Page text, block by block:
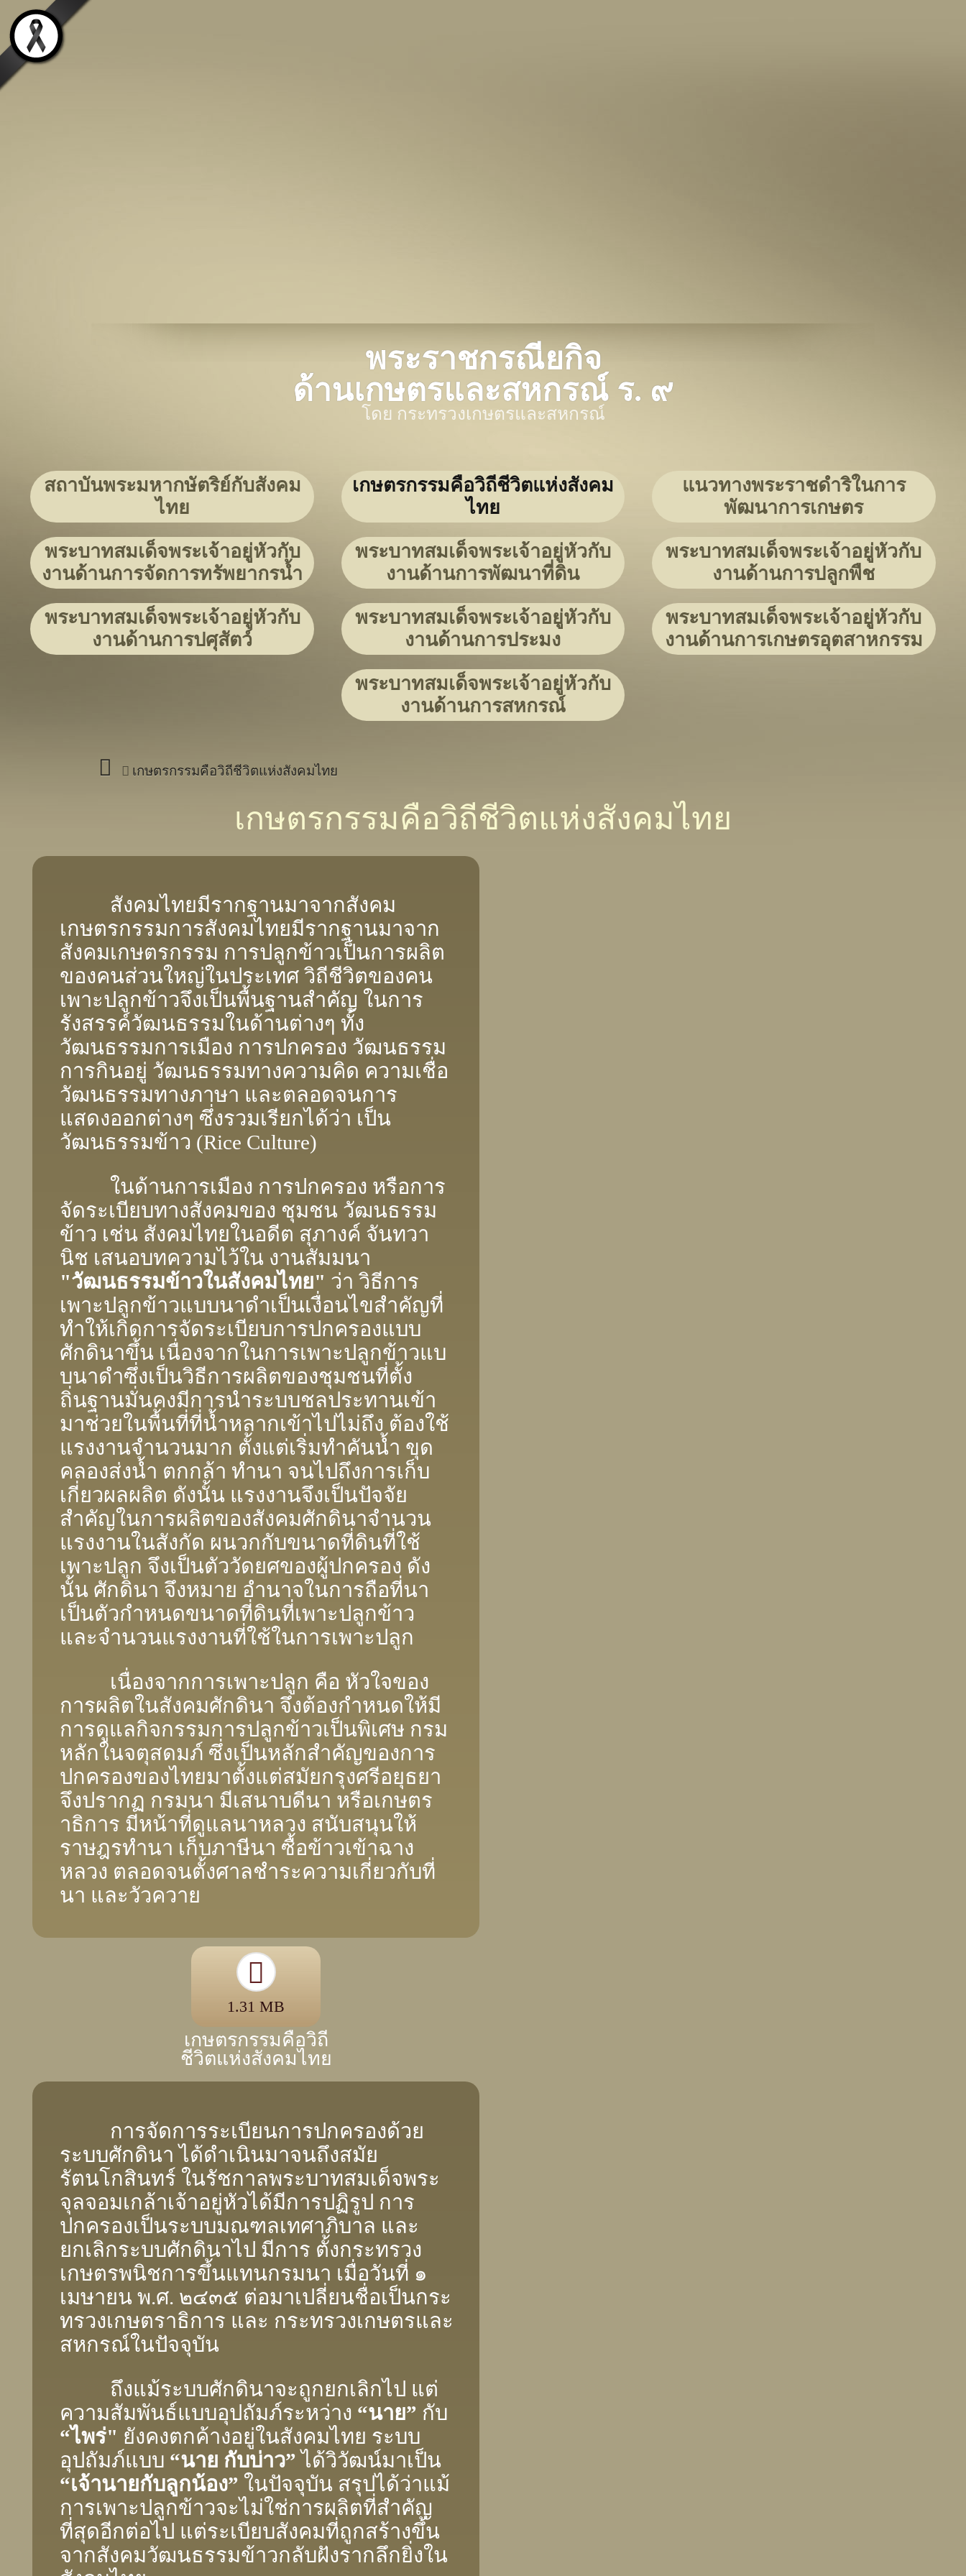
พระราชกรณียกิจ
ด้านเกษตรและสหกรณ์ ร. ๙
โดย กระทรวงเกษตรและสหกรณ์
สถาบันพระมหากษัตริย์กับสังคม
ไทย
เกษตรกรรมคือวิถีชีวิตแห่งสังคม
ไทย
แนวทางพระราชดำริในการ
พัฒนาการเกษตร
พระบาทสมเด็จพระเจ้าอยู่หัวกับ
งานด้านการจัดการทรัพยากรน้ำ
พระบาทสมเด็จพระเจ้าอยู่หัวกับ
งานด้านการพัฒนาที่ดิน
พระบาทสมเด็จพระเจ้าอยู่หัวกับ
งานด้านการปลูกพืช
พระบาทสมเด็จพระเจ้าอยู่หัวกับ
งานด้านการปศุสัตว์
พระบาทสมเด็จพระเจ้าอยู่หัวกับ
งานด้านการประมง
พระบาทสมเด็จพระเจ้าอยู่หัวกับ
งานด้านการเกษตรอุตสาหกรรม
พระบาทสมเด็จพระเจ้าอยู่หัวกับ
งานด้านการสหกรณ์
เกษตรกรรมคือวิถีชีวิตแห่งสังคมไทย
เกษตรกรรมคือวิถีชีวิตแห่งสังคมไทย
สังคมไทยมีรากฐานมาจากสังคม
เกษตรกรรมการสังคมไทยมีรากฐานมาจาก
สังคมเกษตรกรรม การปลูกข้าวเป็นการผลิต
ของคนส่วนใหญ่ในประเทศ วิถีชีวิตของคน
เพาะปลูกข้าวจึงเป็นพื้นฐานสําคัญ ในการ
รังสรรค์วัฒนธรรมในด้านต่างๆ ทั้ง
วัฒนธรรมการเมือง การปกครอง วัฒนธรรม
การกินอยู่ วัฒนธรรมทางความคิด ความเชื่อ
วัฒนธรรมทางภาษา และตลอดจนการ
แสดงออกต่างๆ ซึ่งรวมเรียกได้ว่า เป็น
วัฒนธรรมข้าว (Rice Culture)
ในด้านการเมือง การปกครอง หรือการ
จัดระเบียบทางสังคมของ ชุมชน วัฒนธรรม
ข้าว เช่น สังคมไทยในอดีต สุภางค์ จันทวา
นิช เสนอบทความไว้ใน งานสัมมนา
"วัฒนธรรมข้าวในสังคมไทย" ว่า วิธีการ
เพาะปลูกข้าวแบบนาดำเป็นเงื่อนไขสําคัญที่
ทําให้เกิดการจัดระเบียบการปกครองแบบ
ศักดินาขึ้น เนื่องจากในการเพาะปลูกข้าวแบ
บนาดําซึ่งเป็นวิธีการผลิตของชุมชนที่ตั้ง
ถิ่นฐานมั่นคงมีการนําระบบชลประทานเข้า
มาช่วยในพื้นที่ที่น้ำหลากเข้าไปไม่ถึง ต้องใช้
แรงงานจํานวนมาก ตั้งแต่เริ่มทําคันน้ำ ขุด
คลองส่งน้ำ ตกกล้า ทํานา จนไปถึงการเก็บ
เกี่ยวผลผลิต ดังนั้น แรงงานจึงเป็นปัจจัย
สําคัญในการผลิตของสังคมศักดินาจํานวน
แรงงานในสังกัด ผนวกกับขนาดที่ดินที่ใช้
เพาะปลูก จึงเป็นตัววัดยศของผู้ปกครอง ดัง
นั้น ศักดินา จึงหมาย อํานาจในการถือที่นา
เป็นตัวกําหนดขนาดที่ดินที่เพาะปลูกข้าว
และจํานวนแรงงานที่ใช้ในการเพาะปลูก
เนื่องจากการเพาะปลูก คือ หัวใจของ
การผลิตในสังคมศักดินา จึงต้องกําหนดให้มี
การดูแลกิจกรรมการปลูกข้าวเป็นพิเศษ กรม
หลักในจตุสดมภ์ ซึ่งเป็นหลักสําคัญของการ
ปกครองของไทยมาตั้งแต่สมัยกรุงศรีอยุธยา
จึงปรากฏ กรมนา มีเสนาบดีนา หรือเกษตร
าธิการ มีหน้าที่ดูแลนาหลวง สนับสนุนให้
ราษฎรทํานา เก็บภาษีนา ซื้อข้าวเข้าฉาง
หลวง ตลอดจนตั้งศาลชําระความเกี่ยวกับที่
นา และวัวควาย
1.31 MB
เกษตรกรรมคือวิถี
ชีวิตแห่งสังคมไทย
การจัดการระเบียนการปกครองด้วย
ระบบศักดินา ได้ดําเนินมาจนถึงสมัย
รัตนโกสินทร์ ในรัชกาลพระบาทสมเด็จพระ
จุลจอมเกล้าเจ้าอยู่หัวได้มีการปฏิรูป การ
ปกครองเป็นระบบมณฑลเทศาภิบาล และ
ยกเลิกระบบศักดินาไป มีการ ตั้งกระทรวง
เกษตรพนิชการขึ้นแทนกรมนา เมื่อวันที่ ๑
เมษายน พ.ศ. ๒๔๓๕ ต่อมาเปลี่ยนชื่อเป็นกระ
ทรวงเกษตราธิการ และ กระทรวงเกษตรและ
สหกรณ์ในปัจจุบัน
ถึงแม้ระบบศักดินาจะถูกยกเลิกไป แต่
ความสัมพันธ์แบบอุปถัมภ์ระหว่าง “นาย” กับ
“ไพร่" ยังคงตกค้างอยู่ในสังคมไทย ระบบ
อุปถัมภ์แบบ “นาย กับบ่าว” ได้วิวัฒน์มาเป็น
“เจ้านายกับลูกน้อง” ในปัจจุบัน สรุปได้ว่าแม้
การเพาะปลูกข้าวจะไม่ใช่การผลิตที่สําคัญ
ที่สุดอีกต่อไป แต่ระเบียบสังคมที่ถูกสร้างขึ้น
จากสังคมวัฒนธรรมข้าวกลับฝังรากลึกยิ่งใน